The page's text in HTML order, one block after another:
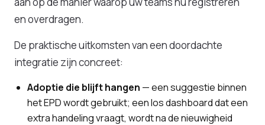
en overdragen.
De praktische uitkomsten van een doordachte
integratie zijn concreet:
Adoptie die blijft hangen — een suggestie binnen
het EPD wordt gebruikt; een los dashboard dat een
extra handeling vraagt, wordt na de nieuwigheid